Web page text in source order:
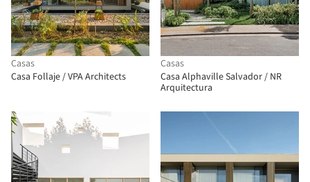
Casas
Casa Follaje / VPA Architects
Casas
Casa Alphaville Salvador / NR
Arquitectura